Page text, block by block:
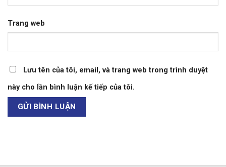
Trang web
Lưu tên của tôi, email, và trang web trong trình duyệt
này cho lần bình luận kế tiếp của tôi.